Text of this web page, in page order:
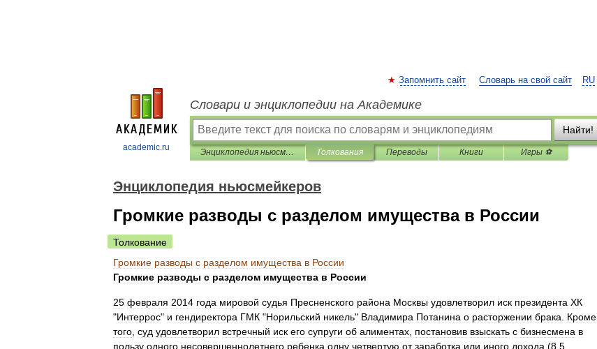
academic.ru
RU
Запомнить сайт Словарь на свой сайт
Словари и энциклопедии на Академике
Найти!
Энциклопедия ньюсмейкеров Толкования Переводы Книги Игры ⚽
Энциклопедия ньюсмейкеров
Громкие разводы с разделом имущества в России
Толкование
Громкие разводы с разделом имущества в России
Громкие разводы с разделом имущества в России
25 февраля 2014 года мировой судья Пресненского района Москвы удовлетворил иск президента ХК
"Интеррос" и гендиректора ГМК "Норильский никель" Владимира Потанина о расторжении брака
Кроме
того суд удовлетворил встречный иск его супруги об алиментах постановив взыскать с бизнесмена в
пользу одного несовершеннолетнего ребенка одну четвертую от заработка или иного дохода (8 5